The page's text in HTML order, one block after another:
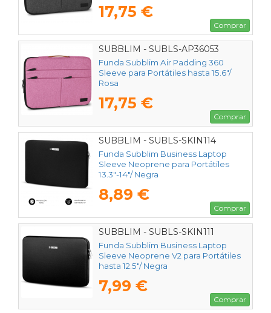
17,75 €
Comprar
SUBBLIM - SUBLS-AP36053
Funda Subblim Air Padding 360
Sleeve para Portátiles hasta 15.6"/
Rosa
17,75 €
Comprar
SUBBLIM - SUBLS-SKIN114
Funda Subblim Business Laptop
Sleeve Neoprene para Portátiles
13.3"-14"/ Negra
8,89 €
Comprar
SUBBLIM - SUBLS-SKIN111
Funda Subblim Business Laptop
Sleeve Neoprene V2 para Portátiles
hasta 12.5"/ Negra
7,99 €
Comprar